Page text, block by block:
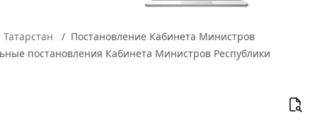
Постановление Кабинета Министров
постановления Кабинета Министров Республики